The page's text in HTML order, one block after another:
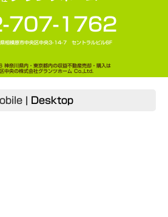
707-1762
相模原市中央区中央3-14-7 セントラルビル6F
川県内・東京都内の収益不動産売却・購入は
中央の株式会社グランツホーム Co.,Ltd.
Desktop